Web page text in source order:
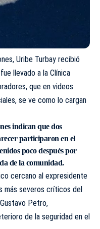
Uribe Turbay recibió
llevado a la Clínica
que en videos
se ve como lo cargan
indican que dos
participaron en el
poco después por
de la comunidad.
cercano al expresidente
más severos críticos del
Petro,
de la seguridad en el